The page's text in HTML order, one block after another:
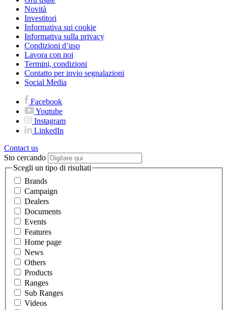
Novità
Investitori
Informativa sui cookie
Informativa sulla privacy
Condizioni d’uso
Lavora con noi
Termini, condizioni
Contatto per invio segnalazioni
Social Media
Facebook
Youtube
Instagram
LinkedIn
Contact us
Sto cercando
Scegli un tipo di risultati
Brands
Campaign
Dealers
Documents
Events
Features
Home page
News
Others
Products
Ranges
Sub Ranges
Videos